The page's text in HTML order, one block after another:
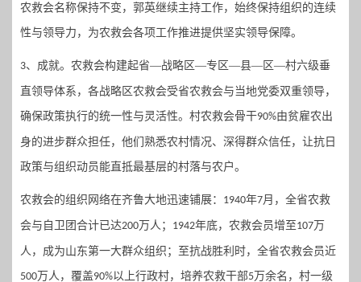
农救会名称保持不变，郭英继续主持工作，始终保持组织的连续
性与领导力，为农救会各项工作推进提供坚实领导保障。
3、成就。 农救会构建起省—战略区—专区—县—区—村六级垂
直领导体系，各战略区农救会受省农救会与当地党委双重领导，
确保政策执行的统一性与灵活性。村农救会骨干90%由贫雇农出
身的进步群众担任， 他们 熟悉农村情况、深得群众信任，让抗日
政策与组织动员能直抵最基层的村落与农户。
农救会的组织网络在齐鲁大地迅速铺展： 1940年7月，全省农救
会与自卫团合计已达200 万人； 1942年底，农救会员增至107 万
人，成为山东第一大群众组织；至抗战胜利时，全省农救会员近
500 万人，覆盖90%以上行政村，培养农救干部5 万余名，村一级